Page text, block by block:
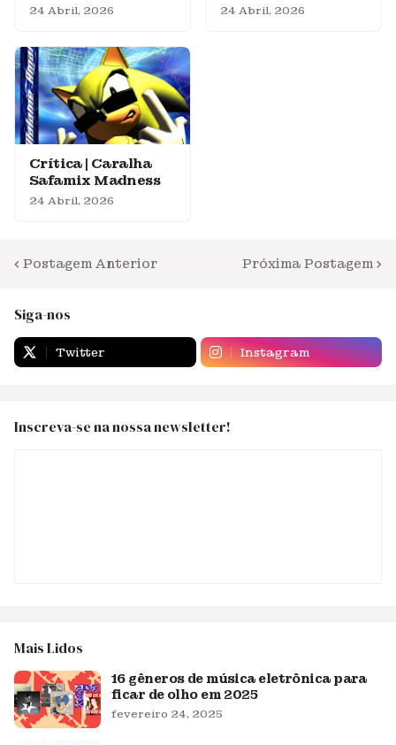
24 Abril, 2026 24 Abril, 2026
Crítica | Caralha
Safamix Madness
24 Abril, 2026
Postagem Anterior Próxima Postagem
Siga-nos
Twitter Instagram
Inscreva-se na nossa newsletter!
Mais Lidos
16 gêneros de música eletrônica para
ficar de olho em 2025
fevereiro 24, 2025